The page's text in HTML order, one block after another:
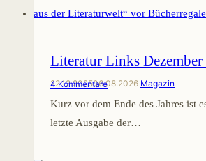
Literatur Links Dezember
22.12.202506.08.2026 Magazin
4 Kommentare
Kurz vor dem Ende des Jahres ist
letzte Ausgabe der…